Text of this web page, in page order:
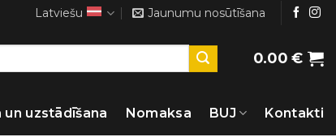
Latviešu Jaunumu nosūtīšana
0.00€
uzstādīšana Nomaksa BUJ Kontakti